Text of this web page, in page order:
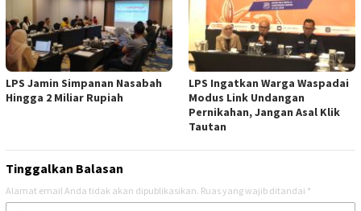
LPS Jamin Simpanan Nasabah
Hingga 2 Miliar Rupiah
LPS Ingatkan Warga Waspadai
Modus Link Undangan
Pernikahan, Jangan Asal Klik
Tautan
Tinggalkan Balasan
Alamat email Anda tidak akan dipublikasikan. Ruas yang wajib ditandai *